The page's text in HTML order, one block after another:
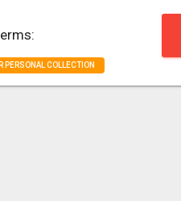
PERSONAL COLLECTION